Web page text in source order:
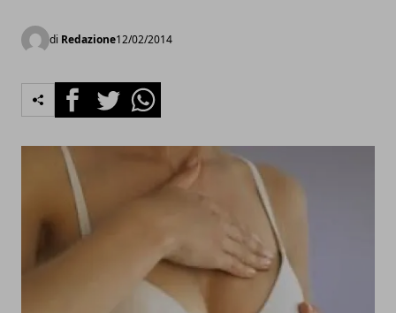
di Redazione12/02/2014
FacebookTwitterWhatsapp